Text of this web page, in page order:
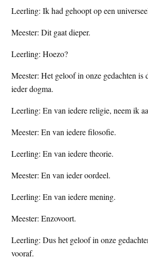
Leerling: Ik had gehoopt op een
Meester: Dit gaat dieper.
Leerling: Hoezo?
Meester: Het geloof in onze gedachten is
ieder dogma.
Leerling: En van iedere religie, neem ik
Meester: En van iedere filosofie.
Leerling: En van iedere theorie.
Meester: En van ieder oordeel.
Leerling: En van iedere mening.
Meester: Enzovoort.
Leerling: Dus het geloof in onze
vooraf.